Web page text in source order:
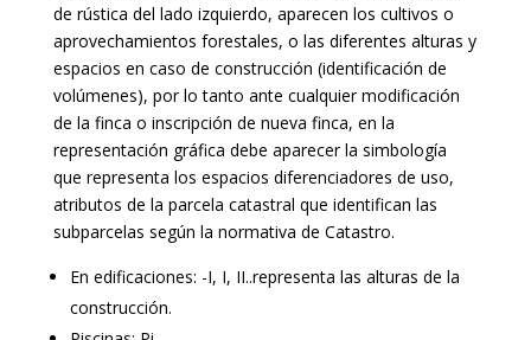
de rústica del lado izquierdo, aparecen los cultivos o
aprovechamientos forestales, o las diferentes alturas y
espacios en caso de construcción (identificación de
volúmenes), por lo tanto ante cualquier modificación
de la finca o inscripción de nueva finca, en la
representación gráfica debe aparecer la simbología
que representa los espacios diferenciadores de uso,
atributos de la parcela catastral que identifican las
subparcelas según la normativa de Catastro.
En edificaciones: -I, I, II..representa las alturas de la
construcción.